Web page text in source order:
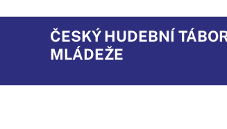
ČESKÝ HUDEBNÍ
MLÁDEŽE